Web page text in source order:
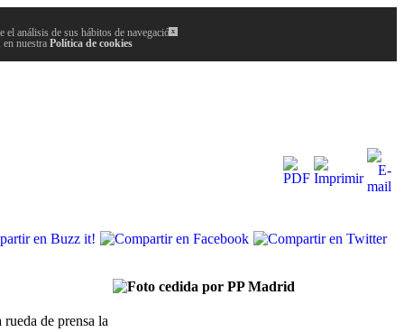
x
análisis de sus hábitos de navegación.
nuestra Política de cookies
de prensa la